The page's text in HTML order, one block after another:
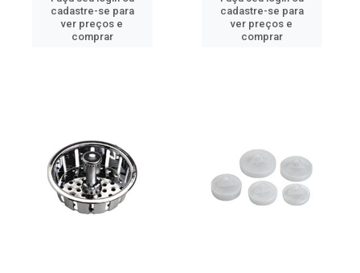
cadastre-se para
ver preços e
comprar
cadastre-se para
ver preços e
comprar